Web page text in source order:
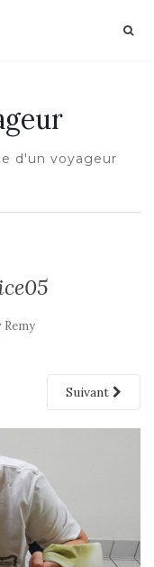
d'un voyageur
Remy
Suivant